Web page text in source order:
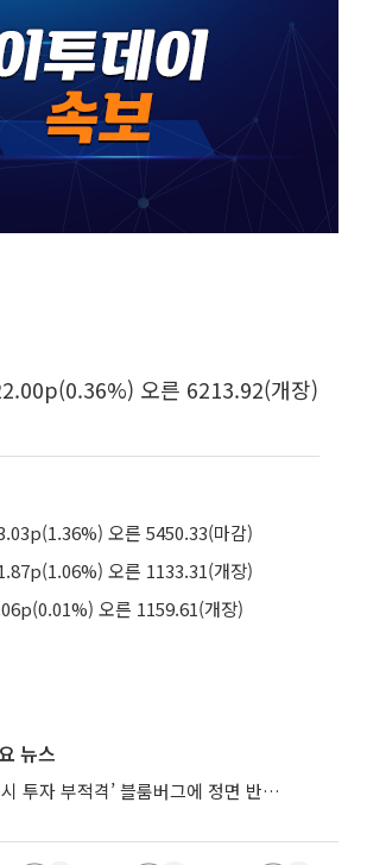
오른 6213.92(개장)
오른 5450.33(마감)
오른 1133.31(개장)
오른 1159.61(개장)
뉴스
금융위, ‘한국 증시 투자 부적격’ 블룸버그에 정면 반박…“근거 불분명”